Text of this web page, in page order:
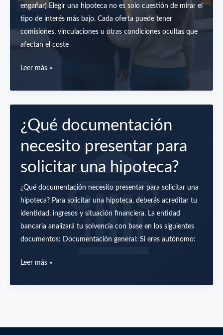
engañar) Elegir una hipoteca no es solo cuestión de mirar el
tipo de interés más bajo. Cada oferta puede tener
comisiones, vinculaciones u otras condiciones ocultas que
afectan el coste
Cómo
hipotecarias
forma
efectiva
no
dejarte
engañar)
Leer más »
¿Qué documentación
necesito presentar para
solicitar una hipoteca?
¿Qué documentación necesito presentar para solicitar una
hipoteca? Para solicitar una hipoteca, deberás acreditar tu
identidad, ingresos y situación financiera. La entidad
bancaria analizará tu solvencia con base en los siguientes
documentos: Documentación general: Si eres autónomo:
¿Qué
solicitar
Leer más »